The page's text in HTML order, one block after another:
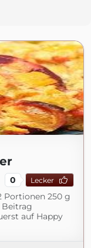
0 Lecker
Portionen 250 g
Beitrag
auf Happy